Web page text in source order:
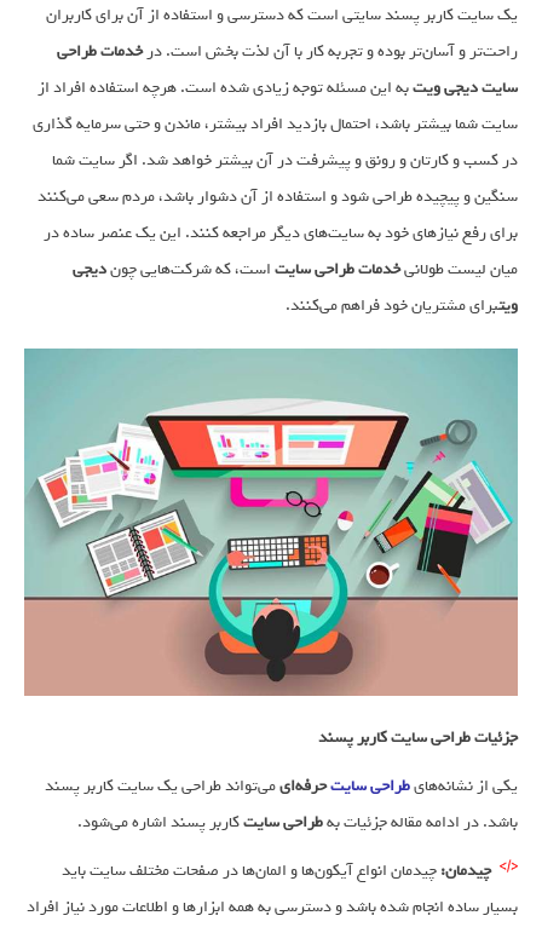
یک سایت کاربر پسند سایتی است که دسترسی و استفاده از آن برای کاربران
راحت‌تر و آسان‌تر بوده و تجربه کار با آن لذت بخش است. درخدمات طراحی
سایت دیجی ویتبه این مسئله توجه زیادی شده است. هرچه استفاده افراد از
سایت شما بیشتر باشد، احتمال بازدید افراد بیشتر، ماندن و حتی سرمایه گذاری
در کسب و کارتان و رونق و پیشرفت در آن بیشتر خواهد شد. اگر سایت شما
سنگین و پیچیده طراحی شود و استفاده از آن دشوار باشد، مردم سعی می‌کنند
برای رفع نیازهای خود به سایت‌های دیگر مراجعه کنند. این یک عنصر ساده در
میان لیست طولانیخدمات طراحی سایتاست، که شرکت‌هایی چوندیجی
ویتبرای مشتریان خود فراهم می‌کنند.
جزئیات طراحی سایت کاربر پسند
یکی از نشانه‌هایطراحی سایتحرفه‌ایمی‌تواند طراحی یک سایت کاربر پسند
باشد. در ادامه مقاله جزئیات بهطراحی سایتکاربر پسند اشاره می‌شود.
چیدمان:چیدمان انواع آیکون‌ها و المان‌ها در صفحات مختلف سایت باید
بسیار ساده انجام شده باشد و دسترسی به همه ابزارها و اطلاعات مورد نیاز افراد